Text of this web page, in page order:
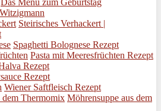
Steirisches Verhackert |
Spaghetti Bolognese Rezept
Pasta mit Meeresfrüchten Rezept
Rezept
Rezept
Wiener Saftfleisch Rezept
Möhrensuppe aus dem